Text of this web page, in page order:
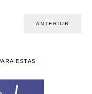
ANTERIOR
ESTAS